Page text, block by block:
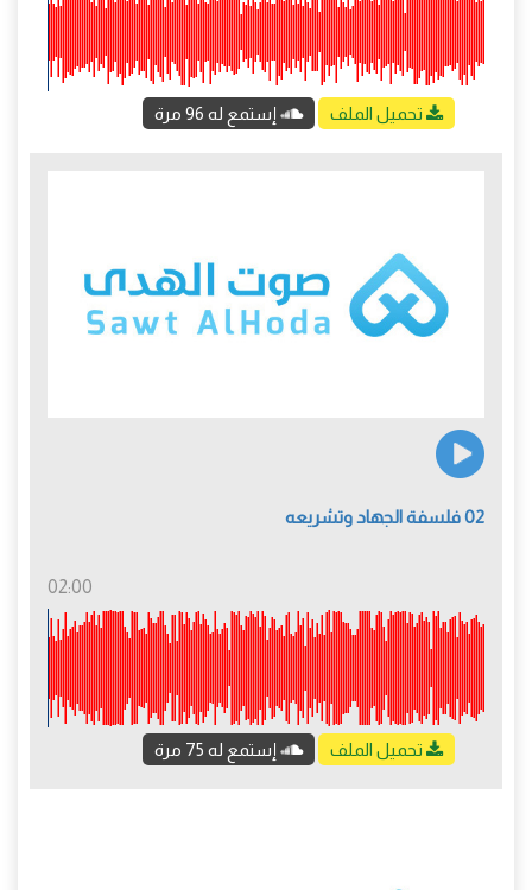
تحميل الملف إستمع له 96 مرة
02 فلسفة الجهاد وتشريعه
02:00
تحميل الملف إستمع له 75 مرة